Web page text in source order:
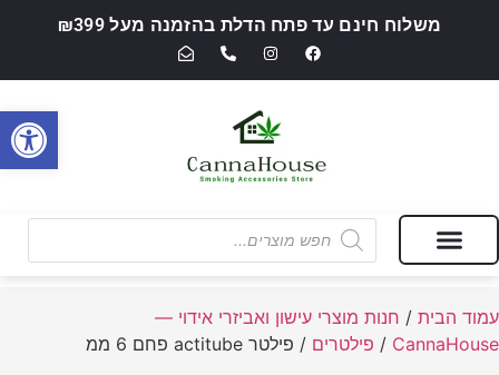
משלוח חינם עד פתח הדלת בהזמנה מעל ₪399
עמוד הבית / חנות מוצרי עישון ואביזרי אידוי —
CannaHouse
/ פילטרים / פילטר actitube פחם 6 ממ
פתח